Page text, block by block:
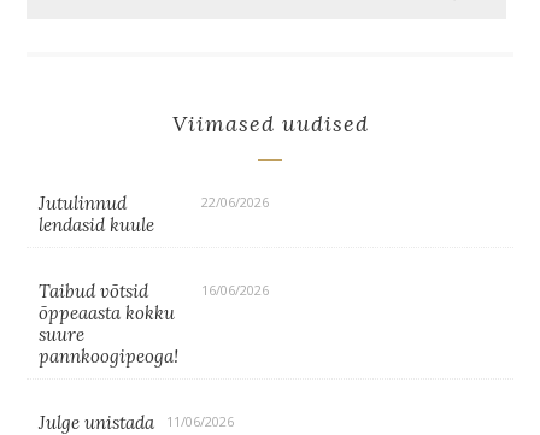
Viimased uudised
Jutulinnud
lendasid kuule
22/06/2026
Taibud võtsid
õppeaasta kokku
suure
pannkoogipeoga!
16/06/2026
Julge unistada 11/06/2026